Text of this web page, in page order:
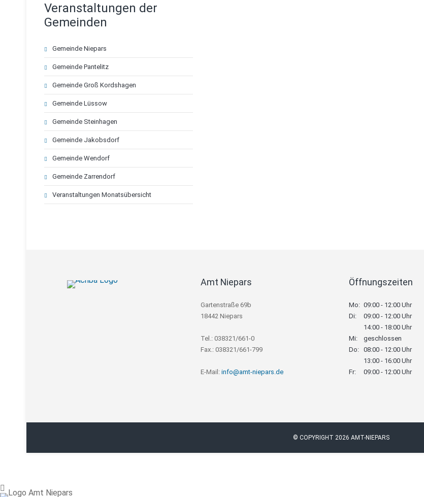
Veranstaltungen der
Gemeinden
Navigation
überspringen
Gemeinde Niepars
Gemeinde Pantelitz
Gemeinde Groß Kordshagen
Gemeinde Lüssow
Gemeinde Steinhagen
Gemeinde Jakobsdorf
Gemeinde Wendorf
Gemeinde Zarrendorf
Veranstaltungen Monatsübersicht
Amt Niepars
Gartenstraße 69b
18442 Niepars
Tel.: 038321/661-0
Fax.: 038321/661-799
E-Mail: info@amt-niepars.de
Öffnungszeiten
Mo: 09:00 - 12:00 Uhr
Di:
09:00 - 12:00 Uhr
14:00 - 18:00 Uhr
Mi:
geschlossen
Do: 08:00 - 12:00 Uhr
13:00 - 16:00 Uhr
Fr:
09:00 - 12:00 Uhr
© COPYRIGHT 2026 AMT-NIEPARS